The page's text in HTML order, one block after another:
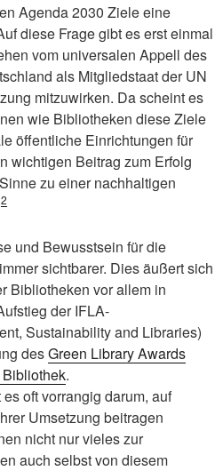
Agenda 2030 Ziele eine
diese Frage gibt es erst einmal
vom universalen Appell des
als Mitgliedstaat der UN
mitzuwirken. Da scheint es
wie Bibliotheken diese Ziele
öffentliche Einrichtungen für
wichtigen Beitrag zum Erfolg
zu einer nachhaltigen
2
und Bewusstsein für die
sichtbarer. Dies äußert sich
Bibliotheken vor allem in
der IFLA-
Sustainability and Libraries)
desGreen Library Awards
.
oft vorrangig darum, auf
Umsetzung beitragen
nicht nur vieles zur
auch selbst von diesem